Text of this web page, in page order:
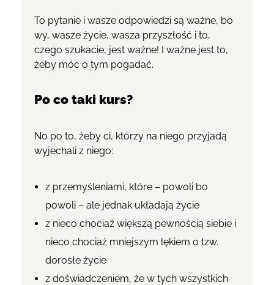
To pytanie i wasze odpowiedzi są ważne, bo
wy, wasze życie, wasza przyszłość i to,
czego szukacie, jest ważne! I ważne jest to,
żeby móc o tym pogadać.
Po co taki kurs?
No po to, żeby ci, którzy na niego przyjadą
wyjechali z niego:
z przemyśleniami, które – powoli bo
powoli – ale jednak układają życie
z nieco chociaż większą pewnością siebie i
nieco chociaż mniejszym lękiem o tzw.
dorosłe życie
z doświadczeniem, że w tych wszystkich